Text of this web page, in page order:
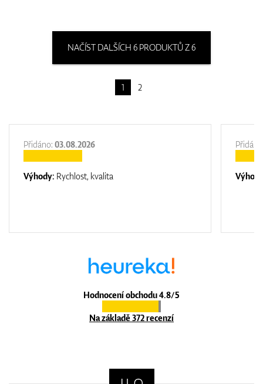
NAČÍST DALŠÍCH 6 PRODUKTŮ Z 6
1 2
Hodnocení obchodu 4.8/5
Na základě 372 recenzí
Přidáno: 03.08.2026
Výhody: Rychlost, kvalita